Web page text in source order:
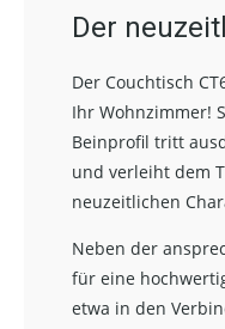
Der
Der Couchtisch
Ihr Wohnzimmer!
Beinprofil tritt
und verleiht dem
neuzeitlichen
Neben der
für eine
etwa in den